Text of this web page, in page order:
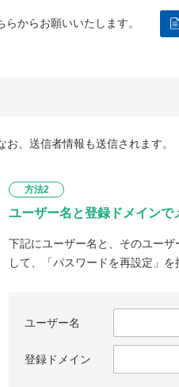
からお願いいたします。
、送信者情報も送信されます。
方法2
ユーザー名と登録ドメインで
下記にユーザー名と、そのユー
して、「パスワードを再設定」を
ユーザー名
登録ドメイン